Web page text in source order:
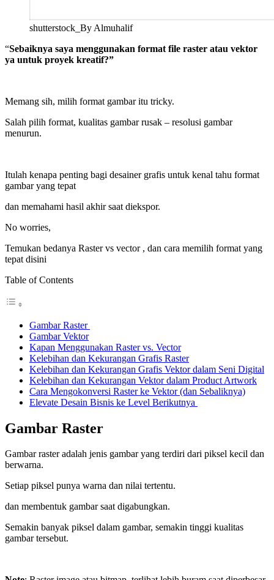
shutterstock_By Almuhalif
“Sebaiknya saya menggunakan format file raster atau vektor
ya untuk proyek kreatif?”
Memang sih, milih format gambar itu tricky.
Salah pilih format, kualitas gambar rusak – resolusi gambar
menurun.
Itulah kenapa penting bagi desainer grafis untuk kenal tahu format
gambar yang tepat
dan memahami hasil akhir saat diekspor.
No worries,
Temukan bedanya Raster vs vector , dan cara memilih format yang
tepat disini
Table of Contents
Gambar Raster
Gambar Vektor
Kapan Menggunakan Raster vs. Vector
Kelebihan dan Kekurangan Grafis Raster
Kelebihan dan Kekurangan Grafis Vektor dalam Seni Digital
Kelebihan dan Kekurangan Vektor dalam Product Artwork
Cara Mengokonversi Raster ke Vektor (dan Sebaliknya)
Elevate Desain Bisnis ke Level Berikutnya
Gambar Raster
Gambar raster adalah jenis gambar yang terdiri dari piksel kecil dan
berwarna.
Setiap piksel punya warna dan nilai tertentu.
dan membentuk gambar saat digabungkan.
Semakin banyak piksel dalam gambar, semakin tinggi kualitas
gambar tersebut.